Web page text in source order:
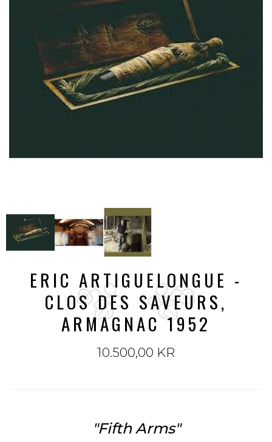
ERIC ARTIGUELONGUE -
CLOS DES SAVEURS,
ARMAGNAC 1952
10.500,00 KR
"Fifth Arms"